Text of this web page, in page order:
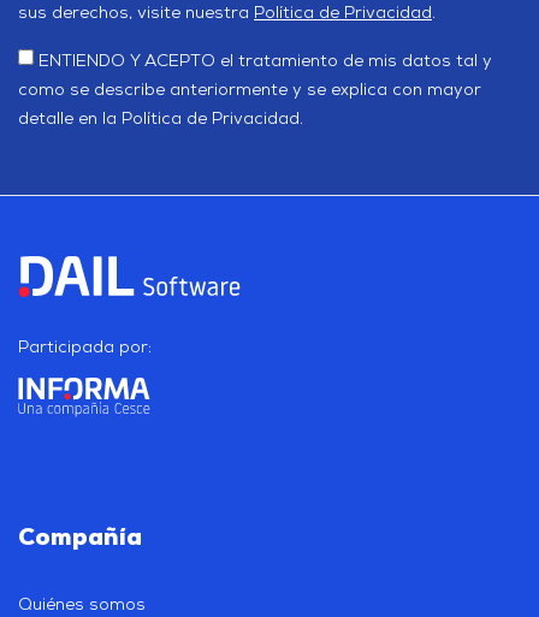
sus derechos, visite nuestra Política de Privacidad.
ENTIENDO Y ACEPTO el tratamiento de mis datos tal y
como se describe anteriormente y se explica con mayor
detalle en la Política de Privacidad.
Participada por:
Compañía
Quiénes somos